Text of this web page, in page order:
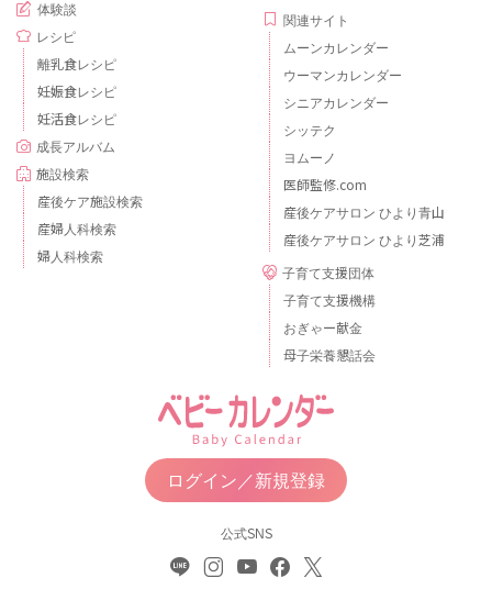
体験談
レシピ
離乳食レシピ
妊娠食レシピ
妊活食レシピ
成長アルバム
施設検索
産後ケア施設検索
産婦人科検索
婦人科検索
関連サイト
ムーンカレンダー
ウーマンカレンダー
シニアカレンダー
シッテク
ヨムーノ
医師監修.com
産後ケアサロン ひより青山
産後ケアサロン ひより芝浦
子育て支援団体
子育て支援機構
おぎゃー献金
母子栄養懇話会
ログイン／新規登録
公式SNS